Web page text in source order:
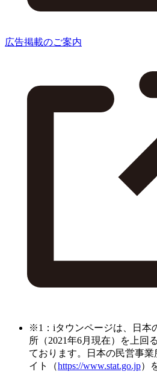
広告掲載のご案内
※1：iタウンページは、日本
所（2021年6月現在）を上回
ております。日本の民営事
イト（https://www.stat.go.jp）